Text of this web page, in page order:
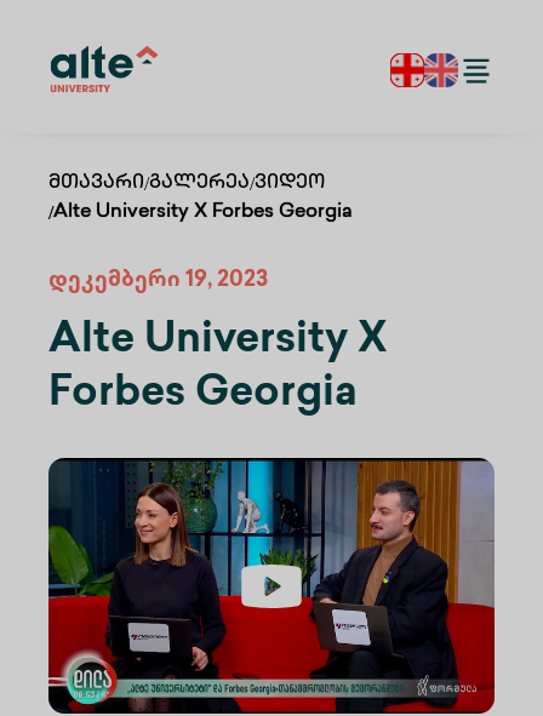
Მთავარი/Გალერეა/Ვიდეო
/Alte University X Forbes Georgia
დეკემბერი 19, 2023
Alte University X
Forbes Georgia